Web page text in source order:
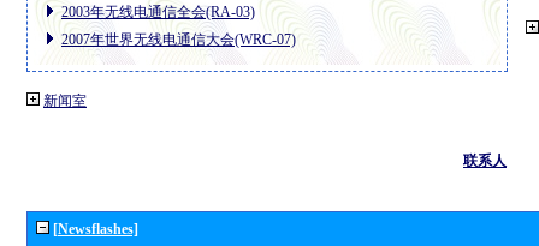
2003年无线电通信全会(RA-03)
2007年世界无线电通信大会(WRC-07)
新闻室
联系人
[Newsflashes]